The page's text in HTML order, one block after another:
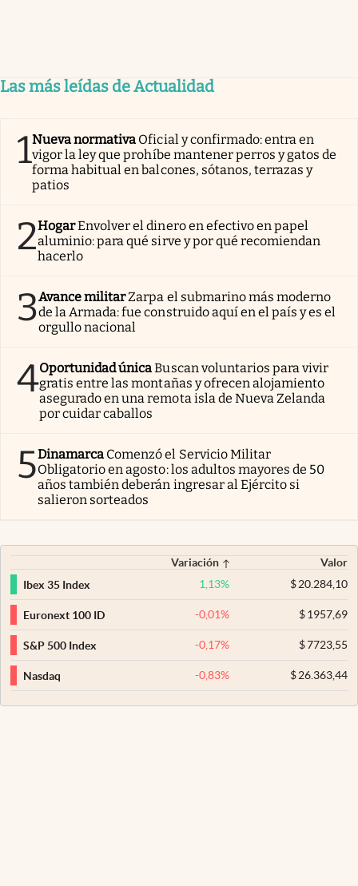
Las más leídas de Actualidad
1Nueva normativa Oficial y confirmado: entra en
vigor la ley que prohíbe mantener perros y gatos de
forma habitual en balcones, sótanos, terrazas y
patios
2HogarEnvolver el dinero en efectivo en papel
aluminio: para qué sirve y por qué recomiendan
hacerlo
3Avance militarZarpa el submarino más moderno
de la Armada: fue construido aquí en el país y es el
orgullo nacional
4Oportunidad únicaBuscan voluntarios para vivir
gratis entre las montañas y ofrecen alojamiento
asegurado en una remota isla de Nueva Zelanda
por cuidar caballos
5Dinamarca Comenzó el Servicio Militar
Obligatorio en agosto: los adultos mayores de 50
años también deberán ingresar al Ejército si
salieron sorteados
Variación
Valor
Ibex 35 Index
1,13% $20.284,10
Euronext 100 ID -0,01% $1957,69
S&P 500 Index -0,17% $7723,55
Nasdaq -0,83% $26.363,44